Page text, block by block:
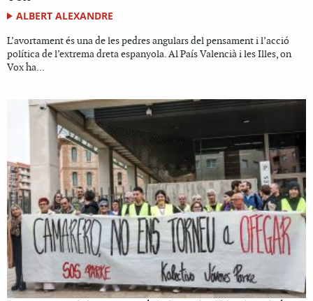
ALBERT ALEXANDRE
L’avortament és una de les pedres angulars del pensament i l’acció
política de l’extrema dreta espanyola. Al País Valencià i les Illes, on
Vox ha...